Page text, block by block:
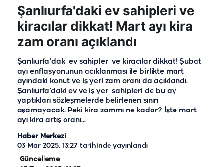
Şanlıurfa'daki ev sahipleri ve
kiracılar dikkat! Mart ayı kira
zam oranı açıklandı
Şanlıurfa'daki ev sahipleri ve kiracılar dikkat! Şubat
ayı enflasyonunun açıklanması ile birlikte mart
ayındaki konut ve iş yeri zam oranı da açıklandı.
Şanlıurfa’daki ev ve iş yeri sahipleri de bu ay
yaptıkları sözleşmelerde belirlenen sınırı
aşamayacak. Peki kira zammı ne kadar? İşte mart
ayı kira artış oranı...
Haber Merkezi
03 Mar 2025, 13:27 tarihinde yayınlandı
Güncelleme